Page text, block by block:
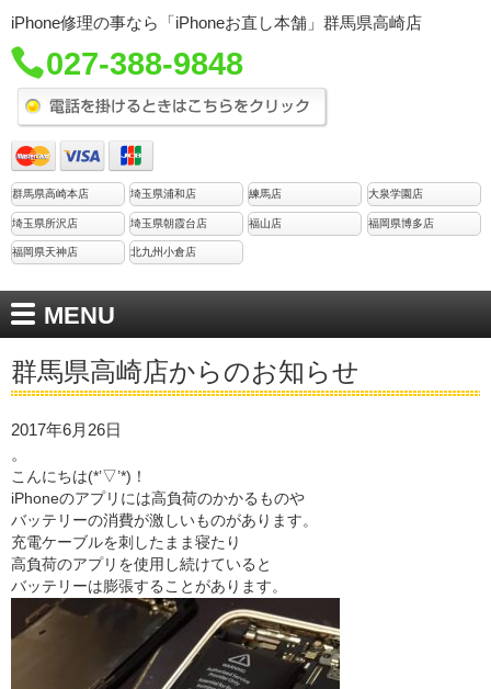
iPhone修理の事なら「iPhoneお直し本舗」群馬県高崎店
027-388-9848
群馬県高崎本店 埼玉県浦和店 練馬店 大泉学園店
埼玉県所沢店 埼玉県朝霞台店 福山店 福岡県博多店
福岡県天神店 北九州小倉店
MENU
群馬県高崎店からのお知らせ
2017年6月26日
。
こんにちは(*’▽’*)！
iPhoneのアプリには高負荷のかかるものや
バッテリーの消費が激しいものがあります。
充電ケーブルを刺したまま寝たり
高負荷のアプリを使用し続けていると
バッテリーは膨張することがあります。